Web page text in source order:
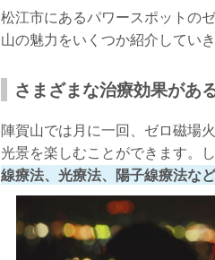
松江市にあるパワースポットの
山の魅力をいくつか紹介していき
さまざまな治療効果があ
陣賀山では月に一回、ゼロ磁場
光景を楽しむことができます。
線療法、光療法、陽子線療法な